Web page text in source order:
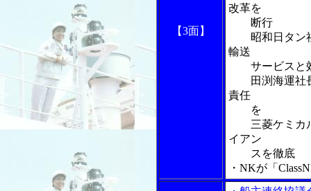
【3面】
改革を
断行
昭和日タン社
輸送
サービスと
田渕海運社長
責任
を
三菱ケミカル
イアン
スを徹底
・NKが「